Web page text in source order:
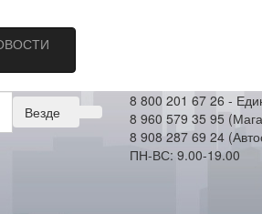
8 800 201 67 26 -
8 960 579 35 95
8 908 287 69 24
ПН-ВС: 9.00-19.00
Везде